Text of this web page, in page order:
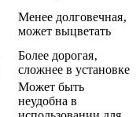
Менее долговечная‚
может выцветать
Более дорогая‚
сложнее в установке
Может быть
неудобна в